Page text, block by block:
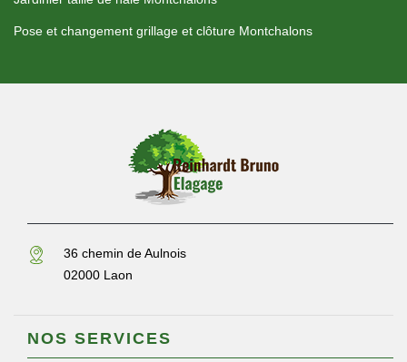
Pose et changement grillage et clôture Montchalons
36 chemin de Aulnois
02000 Laon
NOS SERVICES